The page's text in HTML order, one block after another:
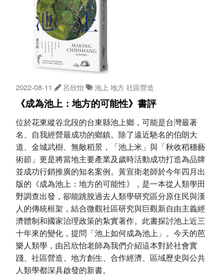
2022-08-11 呂欣怡 池上 地方社區營造
《成為池上：地方的可能性》書評
位於花東縱谷北段的台東縣池上鄉，可能是台灣最著
名、自我經營最成功的鄉鎮。除了遠近馳名的伯朗大
道、金城武樹、無敵稻景，「池上米」與「秋收稻穗藝
術節」更是將當地主要產業及歲時活動成功打造為品牌
並成功行銷推廣的知名案例。黃宣衛老師於今年四月出
版的《成為池上：地方的可能性》，是一本從人類學田
野調查出發，卻能跳脫過去人類學研究區分原住民與漢
人的傳統框架，結合微觀社區研究與巨觀新自由主義經
濟體制和國家治理政策的紮實著作。此書探討池上近三
十年來的變化，提問「池上如何成為池上」。今天的芭
樂人類學，由呂欣怡老師為我們介紹這本對於社會實
踐、社區營造、地方創生、合作經濟、區域歷史與公共
人類學都深具啟發的新書。